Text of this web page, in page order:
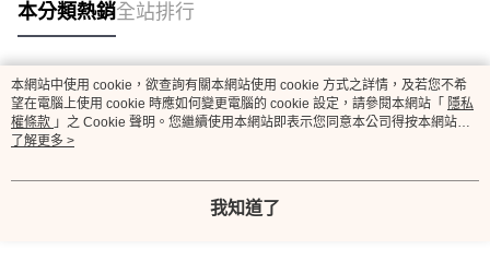
本分類熱銷全站排行
熱門標籤
本網站中使用 cookie，欲查詢有關本網站使用 cookie 方式之詳情，及若您不希
望在電腦上使用 cookie 時應如何變更電腦的 cookie 設定，請參閱本網站「 隱私
權條款 」之 Cookie 聲明。您繼續使用本網站即表示您同意本公司得按本網站使
用條款之 Cookie 聲明使用 cookie。
了解更多 >
我知道了